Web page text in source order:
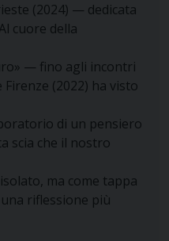
(2024) — dedicata
cuore della
— fino agli incontri
(2022) ha visto
di un pensiero
scia che il nostro
ma come tappa
riflessione più